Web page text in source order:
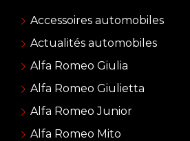
Accessoires automobiles
Actualités automobiles
Alfa Romeo Giulia
Alfa Romeo Giulietta
Alfa Romeo Junior
Alfa Romeo Mito